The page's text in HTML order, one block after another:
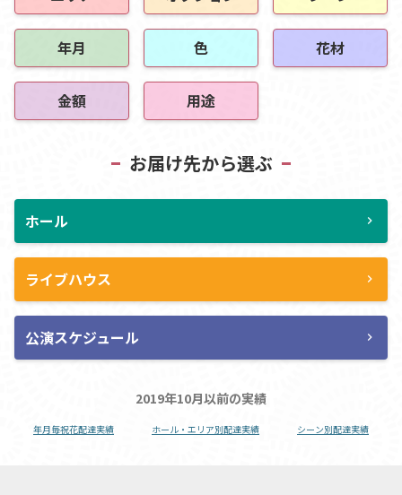
年月 色 花材
金額 用途
お届け先から選ぶ
ホール chevron_right
ライブハウス chevron_right
公演スケジュール chevron_right
2019年10月以前の実績
年月毎祝花配達実績 ホール・エリア別配達実績 シーン別配達実績